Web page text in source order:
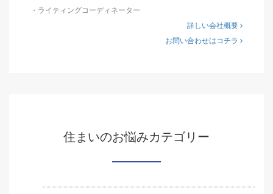
・ライティングコーディネーター
詳しい会社概要
お問い合わせはコチラ
住まいのお悩みカテゴリー